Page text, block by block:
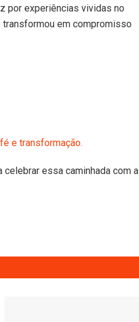
por experiências vividas no
transformou em compromisso
e transformação.
celebrar essa caminhada com a